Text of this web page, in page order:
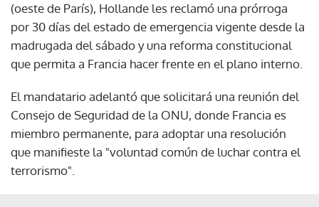
(oeste de París), Hollande les reclamó una prórroga
por 30 días del estado de emergencia vigente desde la
madrugada del sábado y una reforma constitucional
que permita a Francia hacer frente en el plano interno.
El mandatario adelantó que solicitará una reunión del
Consejo de Seguridad de la ONU, donde Francia es
miembro permanente, para adoptar una resolución
que manifieste la "voluntad común de luchar contra el
terrorismo".